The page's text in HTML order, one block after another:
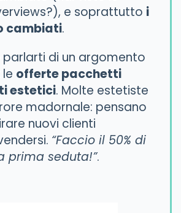
e soprattutto i
cambiati.
parlarti di un argomento
offerte pacchetti
estetici. Molte estetiste
madornale: pensano
nuovi clienti
“Faccio il 50% di
prima seduta!”.